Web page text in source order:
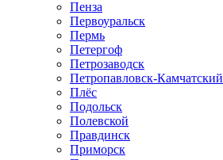
Пенза
Первоуральск
Пермь
Петергоф
Петрозаводск
Петропавловск-Камчатский
Плёс
Подольск
Полевской
Правдинск
Приморск